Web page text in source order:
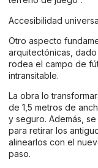
Accesibilidad
Otro aspecto
arquitectónicas,
rodea el campo de
intransitable.
La obra lo
de 1,5 metros de
y seguro. Además,
para retirar los
alinearlos con el
paso.